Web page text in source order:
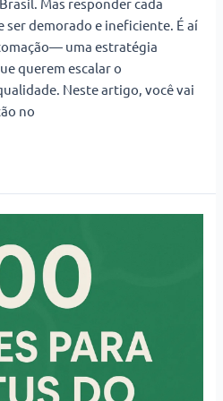
demorado e ineficiente. É aí
uma estratégia
querem escalar o
Neste artigo, você vai
no